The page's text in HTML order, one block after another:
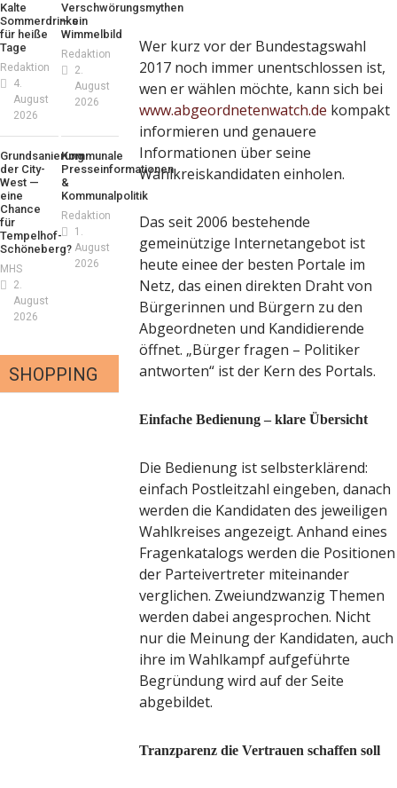
Wer kurz vor der Bundestagswahl
2017 noch immer unentschlossen ist,
wen er wählen möchte, kann sich bei
www.abgeordnetenwatch.de kompakt
informieren und genauere
Informationen über seine
Wahlkreiskandidaten einholen.
Das seit 2006 bestehende
gemeinützige Internetangebot ist
heute einee der besten Portale im
Netz, das einen direkten Draht von
Bürgerinnen und Bürgern zu den
Abgeordneten und Kandidierende
öffnet. „Bürger fragen – Politiker
antworten“ ist der Kern des Portals.
Einfache Bedienung – klare Übersicht
Die Bedienung ist selbsterklärend:
einfach Postleitzahl eingeben, danach
werden die Kandidaten des jeweiligen
Wahlkreises angezeigt. Anhand eines
Fragenkatalogs werden die Positionen
der Parteivertreter miteinander
verglichen. Zweiundzwanzig Themen
werden dabei angesprochen. Nicht
nur die Meinung der Kandidaten, auch
ihre im Wahlkampf aufgeführte
Begründung wird auf der Seite
abgebildet.
Tranzparenz die Vertrauen schaffen soll
Kalte
Sommerdrinks
für heiße
Tage
Redaktion
4.
August
2026
Verschwörungsmythen
– ein
Wimmelbild
Redaktion
2.
August
2026
Grundsanierung
der City-
West —
eine
Chance
für
Tempelhof-
Schöneberg?
MHS
2.
August
2026
Kommunale
Presseinformationen
&
Kommunalpolitik
Redaktion
1.
August
2026
SHOPPING
London mit Summer
neuer Kollektion
der Honig? – Neue
gelten 14. Juni